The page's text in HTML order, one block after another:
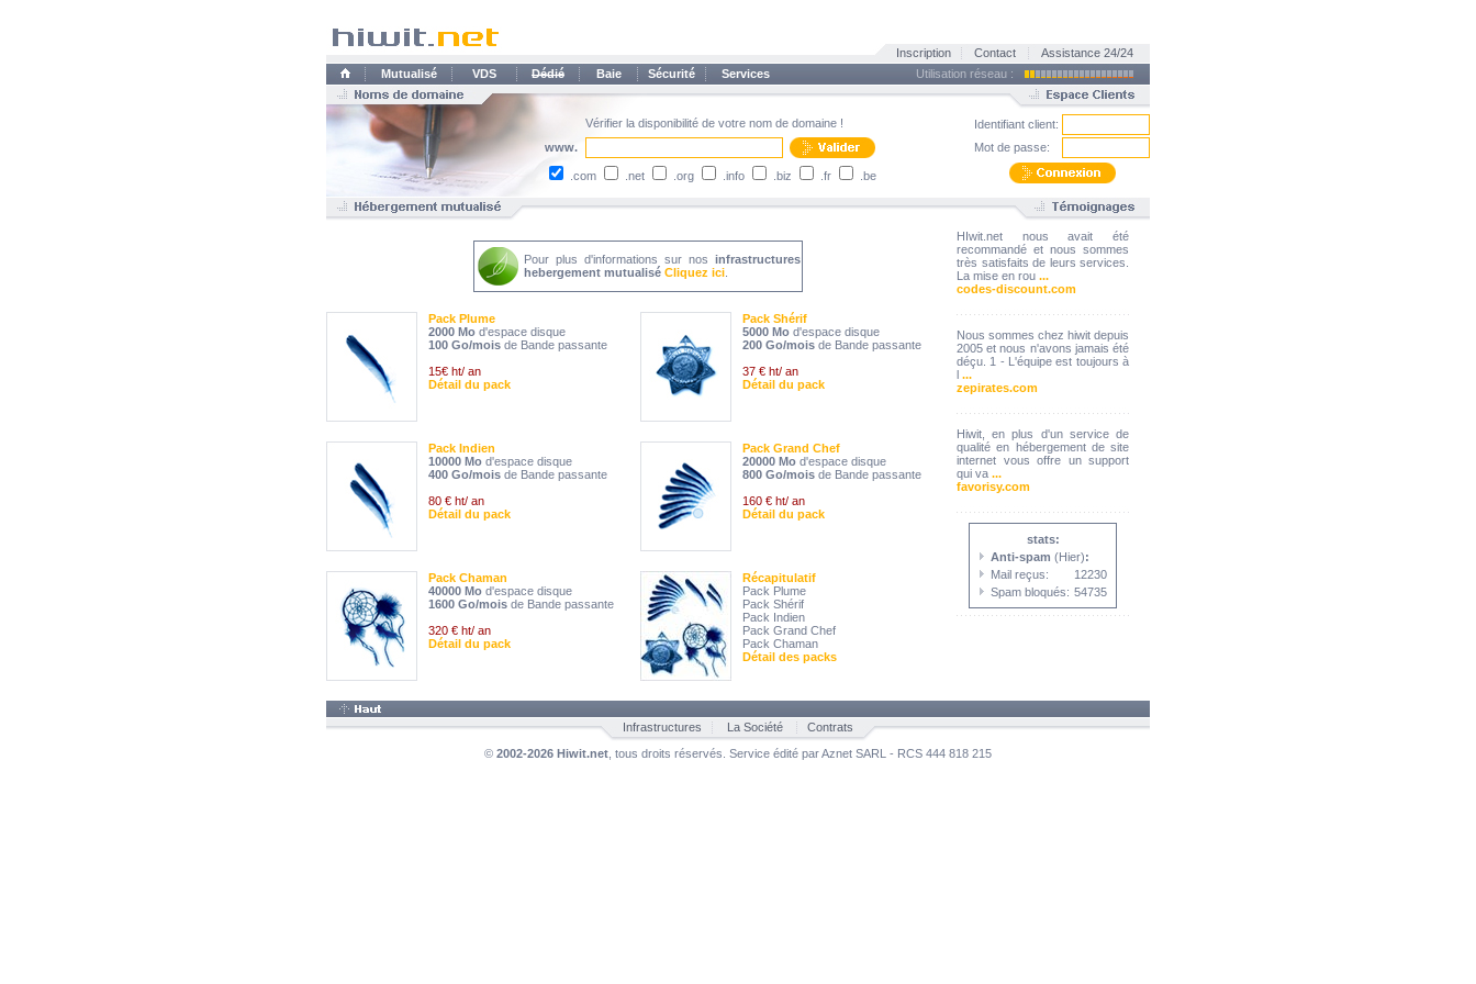
Inscription Contact
Assistance 24/24
Mutualisé
VDS Dédié Baie Sécurité Services Utilisation réseau :
Vérifier la disponibilité de votre nom de domaine !
www.
.com .net .org .info .biz .fr .be
Identifiant client:
Mot de passe:
Pour plus d'informations sur nos infrastructures
hebergement mutualisé Cliquez ici.
Pack Plume
2000 Mo d'espace disque
100 Go/mois de Bande passante
15€ ht/ an
Détail du pack
Pack Shérif
5000 Mo d'espace disque
200 Go/mois de Bande passante
37 € ht/ an
Détail du pack
Pack Indien
10000 Mo d'espace disque
400 Go/mois de Bande passante
80 € ht/ an
Détail du pack
Pack Grand Chef
20000 Mo d'espace disque
800 Go/mois de Bande passante
160 € ht/ an
Détail du pack
Pack Chaman
40000 Mo d'espace disque
1600 Go/mois de Bande passante
320 € ht/ an
Détail du pack
Récapitulatif
Pack Plume
Pack Shérif
Pack Indien
Pack Grand Chef
Pack Chaman
Détail des packs
HIwit.net nous avait été
recommandé et nous sommes
très satisfaits de leurs services.
La mise en rou ...
codes-discount.com
Nous sommes chez hiwit depuis
2005 et nous n'avons jamais été
déçu. 1 - L'équipe est toujours à
l ...
zepirates.com
Hiwit, en plus d'un service de
qualité en hébergement de site
internet vous offre un support
qui va ...
favorisy.com
stats:
Anti-spam (Hier):
Mail reçus:
12230
Spam bloqués: 54735
Infrastructures La Société
Contrats
© 2002-2026 Hiwit.net , tous droits réservés. Service édité par Aznet SARL - RCS 444 818 215